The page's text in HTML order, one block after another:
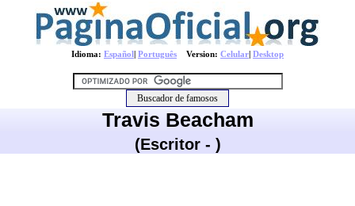
Idioma: Español| Português Version: Celular| Desktop
Travis Beacham
(Escritor - )